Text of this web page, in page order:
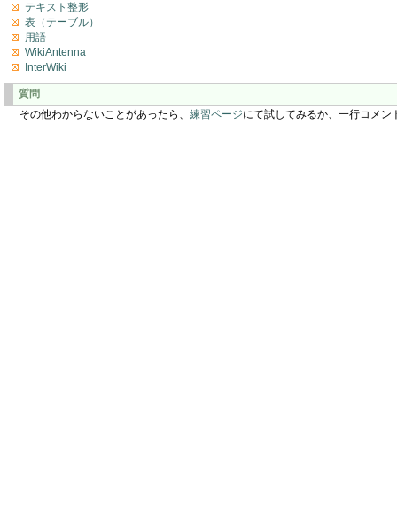
テキスト整形
表（テーブル）
用語
WikiAntenna
InterWiki
質問
その他わからないことがあったら、 練習ページにて試してみるか、一行コメン